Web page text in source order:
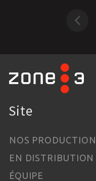
Précédent
Site
NOS
EN DISTRIBUTION
ÉQUIPE